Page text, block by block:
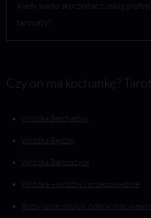
Kiedy warto skorzystać z usług
tarocisty?
Czy on ma kochankę?
Wróżka Bełchatów
Wróżka Będzin
Wróżka Bartoszyce
Wróżka – wróżby i przepowiednie
Rozwijanie intuicji: odkryj moc